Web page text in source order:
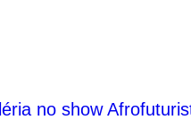
no show